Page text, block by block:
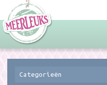
Categorieën